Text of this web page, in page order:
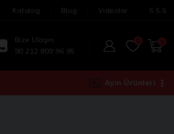
Katalog Blog Videolar S.S.S
Bize Ulaşın:
90 212 809 96 95
0 0
Ayın Ürünleri